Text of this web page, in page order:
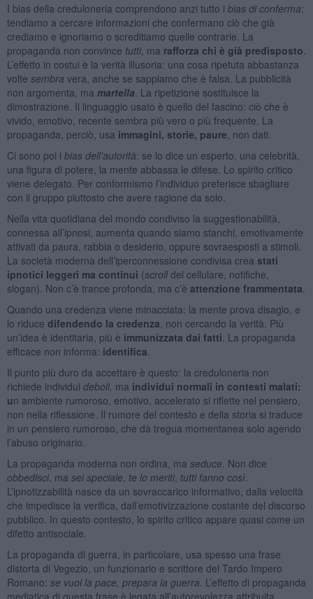
I bias della creduloneria comprendono anzi tutto i bias di conferma:
tendiamo a cercare informazioni che confermano ciò che già
crediamo e ignoriamo o screditiamo quelle contrarie. La
propaganda non convince tutti, ma rafforza chi è già predisposto
L’effetto in costui è la verità illusoria: una cosa ripetuta abbastanza
volte sembra vera, anche se sappiamo che è falsa. La pubblicità
non argomenta, ma martella. La ripetizione sostituisce la
dimostrazione. Il linguaggio usato è quello del fascino: ciò che è
vivido, emotivo, recente sembra più vero o più frequente. La
propaganda, perciò, usa immagini, storie, paure , non dati.
Ci sono poi i bias dell’autorità: se lo dice un esperto, una celebrità,
una figura di potere, la mente abbassa le difese. Lo spirito critico
viene delegato. Per conformismo l’individuo preferisce sbagliare
con il gruppo piuttosto che avere ragione da solo.
Nella vita quotidiana del mondo condiviso la suggestionabilità,
connessa all’ipnosi, aumenta quando siamo stanchi, emotivamente
attivati da paura, rabbia o desiderio, oppure sovraesposti a stimoli.
La società moderna dell’iperconnessione condivisa crea stati
ipnotici leggeri ma continui (scrolldel cellulare, notifiche,
slogan). Non c’è trance profonda, ma c’è attenzione frammentata
Quando una credenza viene minacciata: la mente prova disagio, e
lo riduce difendendo la credenza , non cercando la verità. Più
un’idea è identitaria, più è immunizzata dai fatti . La propaganda
efficace non informa: identifica
Il punto più duro da accettare è questo: la creduloneria non
richiede individui deboli, ma individui normali in contesti malati:
un ambiente rumoroso, emotivo, accelerato si riflette nel pensiero,
non nella riflessione. Il rumore del contesto e della storia si traduce
in un pensiero rumoroso, che dà tregua momentanea solo agendo
l’abuso originario.
La propaganda moderna non ordina, ma seduce . Non dice
obbedisci, ma sei speciale te lo meriti, tutti fanno così
L’ipnotizzabilità nasce da un sovraccarico informativo, dalla velocità
che impedisce la verifica, dall’emotivizzazione costante del discorso
pubblico. In questo contesto, lo spirito critico appare quasi come un
difetto antisociale.
La propaganda di guerra, in particolare, usa spesso una frase
distorta di Vegezio, un funzionario e scrittore del Tardo Impero
Romano: se vuoi la pace, prepara la guerra . L’effetto di propaganda
mediatica di questa frase è legata all’autorevolezza attribuita